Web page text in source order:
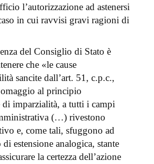
l’autorizzazione ad astenersi
in cui ravvisi gravi ragioni di
del Consiglio di Stato è
che «le cause
sancite dall’art. 51, c.p.c.,
al principio
di imparzialità, a tutti i campi
(…) rivestono
e, come tali, sfuggono ad
estensione analogica, stante
la certezza dell’azione